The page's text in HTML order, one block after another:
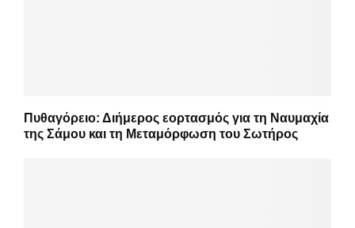
Πυθαγόρειο: Διήμερος εορτασμός για τη Ναυμαχία
της Σάμου και τη Μεταμόρφωση του Σωτήρος